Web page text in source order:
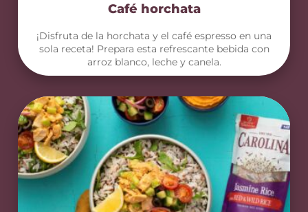
Café horchata
¡Disfruta de la horchata y el café espresso en una
sola receta! Prepara esta refrescante bebida con
arroz blanco, leche y canela.